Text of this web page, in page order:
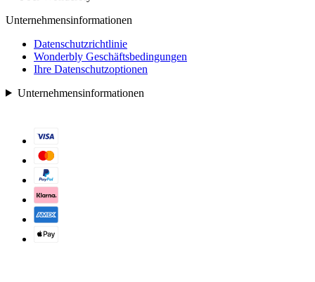
Unternehmensinformationen
Datenschutzrichtlinie
Wonderbly Geschäftsbedingungen
Ihre Datenschutzoptionen
Unternehmensinformationen